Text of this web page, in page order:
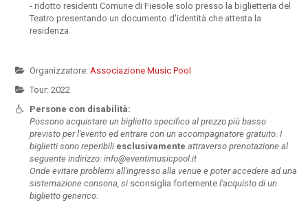
- ridotto residenti Comune di Fiesole solo presso la biglietteria del
Teatro presentando un documento d'identità che attesta la
residenza
Organizzatore: Associazione Music Pool
Tour: 2022
Persone con disabilità:
Possono acquistare un biglietto specifico al prezzo più basso
previsto per l'evento ed entrare con un accompagnatore gratuito. I
biglietti sono reperibili esclusivamente attraverso prenotazione al
seguente indirizzo: info@eventimusicpool.it
Onde evitare problemi all'ingresso alla venue e poter accedere ad una
sistemazione consona, si sconsiglia fortemente l'acquisto di un
biglietto generico.